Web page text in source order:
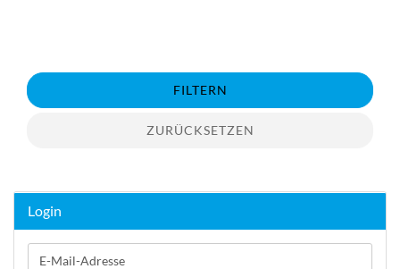
FILTERN
ZURÜCKSETZEN
Login
E-